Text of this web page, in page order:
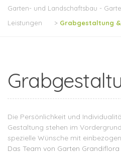
Garten- und Landschaftsbau -
Leistungen
> Grabgestaltung
Die Persönlichkeit und
Gestaltung stehen im
spezielle Wünsche mit
Das Team von Garten